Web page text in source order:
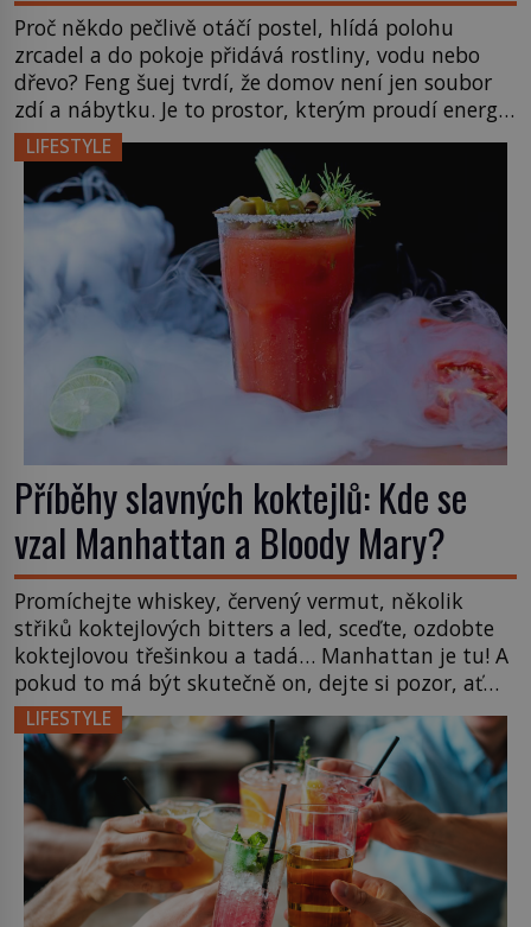
Proč někdo pečlivě otáčí postel, hlídá polohu
zrcadel a do pokoje přidává rostliny, vodu nebo
dřevo? Feng šuej tvrdí, že domov není jen soubor
zdí a nábytku. Je to prostor, kterým proudí energie
čchi a jeho uspořádání může ovlivňovat, jak se v
něm člověk cítí. Feng šuej má kořeny ve staré Číně
a jeho historie […]
LIFESTYLE
Příběhy slavných koktejlů: Kde se
vzal Manhattan a Bloody Mary?
Promíchejte whiskey, červený vermut, několik
střiků koktejlových bitters a led, sceďte, ozdobte
koktejlovou třešinkou a tadá… Manhattan je tu! A
pokud to má být skutečně on, dejte si pozor, ať
místo klasické americké rye whiskey či klidně
bourbonu nepoužijete skotskou whisku. Co se
stane? Inu, koktejl bude stále skvělý, ale už to
nebude Manhattan ale […]
LIFESTYLE